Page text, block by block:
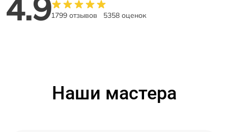
4.91799 отзывов 5358 оценок
Наши мастера